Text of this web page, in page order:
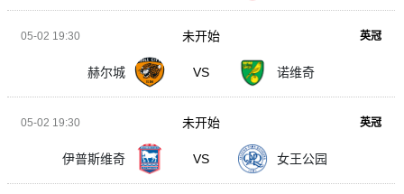
05-02 19:30 英冠
赫尔城 VS 诺维奇
未开始
05-02 19:30 英冠
伊普斯维奇 VS 女王公园
未开始